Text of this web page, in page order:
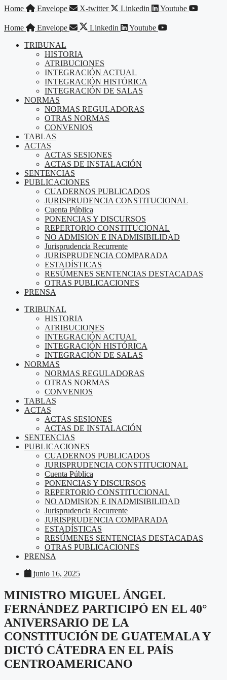
Saltar
contenido
Home Envelope X-twitter Linkedin Youtube
Home Envelope Linkedin
Youtube
TRIBUNAL
HISTORIA
ATRIBUCIONES
INTEGRACIÓN ACTUAL
INTEGRACIÓN HISTÓRICA
INTEGRACIÓN DE SALAS
NORMAS
NORMAS REGULADORAS
OTRAS NORMAS
CONVENIOS
TABLAS
ACTAS
ACTAS SESIONES
ACTAS DE INSTALACIÓN
SENTENCIAS
PUBLICACIONES
CUADERNOS PUBLICADOS
JURISPRUDENCIA CONSTITUCIONAL
Cuenta Pública
PONENCIAS Y DISCURSOS
REPERTORIO CONSTITUCIONAL
NO ADMISION E INADMISIBILIDAD
Jurisprudencia Recurrente
JURISPRUDENCIA COMPARADA
ESTADÍSTICAS
RESÚMENES SENTENCIAS DESTACADAS
OTRAS PUBLICACIONES
PRENSA
TRIBUNAL
HISTORIA
ATRIBUCIONES
INTEGRACIÓN ACTUAL
INTEGRACIÓN HISTÓRICA
INTEGRACIÓN DE SALAS
NORMAS
NORMAS REGULADORAS
OTRAS NORMAS
CONVENIOS
TABLAS
ACTAS
ACTAS SESIONES
ACTAS DE INSTALACIÓN
SENTENCIAS
PUBLICACIONES
CUADERNOS PUBLICADOS
JURISPRUDENCIA CONSTITUCIONAL
Cuenta Pública
PONENCIAS Y DISCURSOS
REPERTORIO CONSTITUCIONAL
NO ADMISION E INADMISIBILIDAD
Jurisprudencia Recurrente
JURISPRUDENCIA COMPARADA
ESTADÍSTICAS
RESÚMENES SENTENCIAS DESTACADAS
OTRAS PUBLICACIONES
PRENSA
junio 16, 2025
MINISTRO MIGUEL ÁNGEL
FERNÁNDEZ PARTICIPÓ EN EL 40°
ANIVERSARIO DE LA
CONSTITUCIÓN DE GUATEMALA Y
DICTÓ CÁTEDRA EN EL PAÍS
CENTROAMERICANO